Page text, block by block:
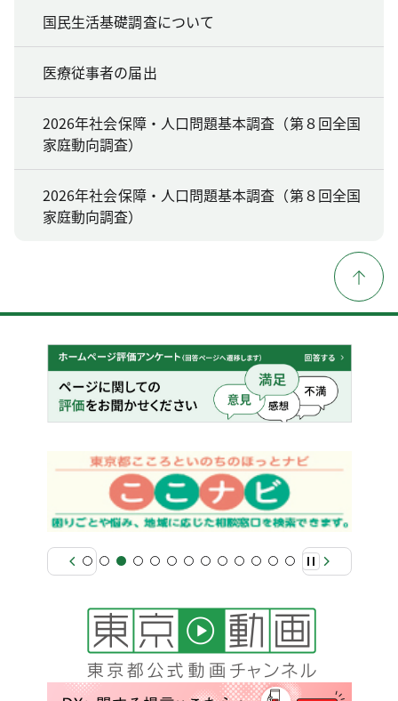
国民生活基礎調査について
医療従事者の届出
2026年社会保障・人口問題基本調査（第８回全国
家庭動向調査）
2026年社会保障・人口問題基本調査（第８回全国
家庭動向調査）